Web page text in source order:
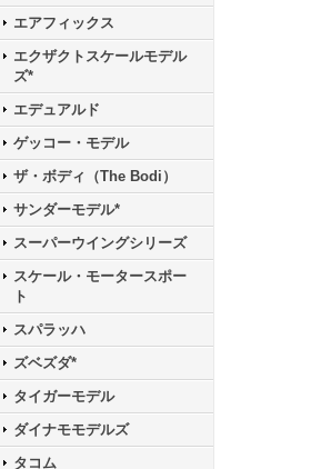
エアフィックス
エクザクトスケールモデル
ズ*
エデュアルド
ゲッコー・モデル
ザ・ボディ（The Bodi）
サンダーモデル*
スーパーウイングシリーズ
スケール・モータースポー
ト
スパラッハ
ズベズダ*
タイガーモデル
ダイナモモデルズ
タコム